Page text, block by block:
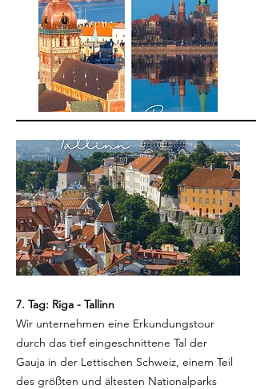
7. Tag: Riga - Tallinn
Wir unternehmen eine Erkundungstour
durch das tief eingeschnittene Tal der
Gauja in der Lettischen Schweiz, einem Teil
des größten und ältesten Nationalparks